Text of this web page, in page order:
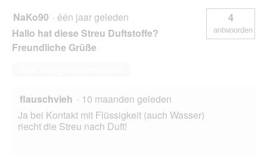
NaKo90 · één jaar geleden
Hallo hat diese Streu Duftstoffe?
Freundliche Grüße
4
antwoorden
flauschvieh · 10 maanden geleden
Ja bei Kontakt mit Flüssigkeit (auch Wasser)
riecht die Streu nach Duft!